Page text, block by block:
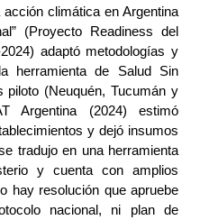
climática en Argentina
(Proyecto Readiness del
adaptó metodologías y
herramienta de Salud Sin
piloto (Neuquén, Tucumán y
Argentina (2024) estimó
y dejó insumos
tradujo en una herramienta
y cuenta con amplios
hay resolución que apruebe
nacional, ni plan de